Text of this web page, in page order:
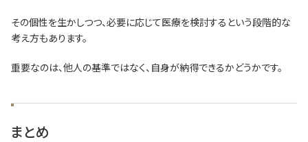
その個性を生かしつつ、必要に応じて医療を検討するという段階的な
考え方もあります。
重要なのは、他人の基準ではなく、自身が納得できるかどうかです。
まとめ